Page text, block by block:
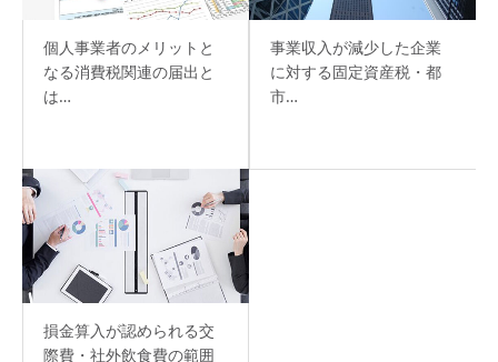
個人事業者のメリットと
なる消費税関連の届出と
は…
事業収入が減少した企業
に対する固定資産税・都
市…
損金算入が認められる交
際費・社外飲食費の範囲